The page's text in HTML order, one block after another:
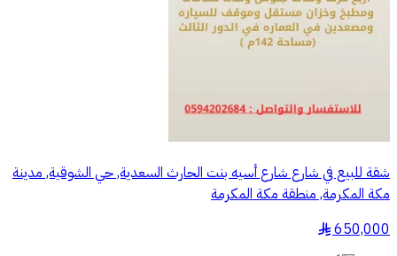
شقة للبيع في شارع شارع أسيه بنت الحارث السعدية, حي الشوقية, مدينة
مكة المكرمة, منطقة مكة المكرمة
650,000
§